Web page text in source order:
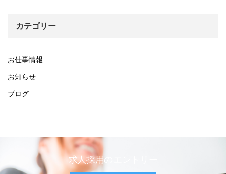
カテゴリー
お仕事情報
お知らせ
ブログ
求人採用のエントリー